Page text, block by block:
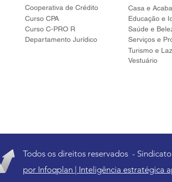
Cooperativa de Crédito
Curso CPA
Curso C-PRO R
Departamento Jurídico
Casa e
Educação e
Saúde e
Serviços e
Turismo e
Vestuário
Todos os direitos reservados -
por Infoqplan | Inteligência estratégica